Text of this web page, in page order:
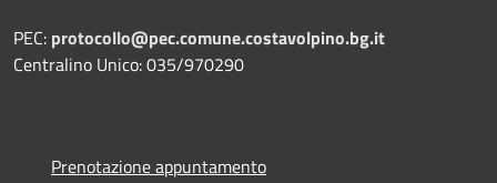
PEC: protocollo@pec.comune.costavolpino.bg.it
Centralino Unico: 035/970290
Prenotazione appuntamento